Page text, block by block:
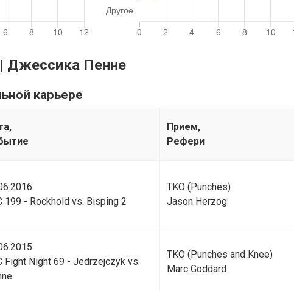
Джессика Пенне
карьере
Прием,
Рефери
199 - Rockhold vs. Bisping 2
TKO (Punches)
Jason Herzog
Fight Night 69 - Jedrzejczyk vs.
TKO (Punches and Knee)
Marc Goddard